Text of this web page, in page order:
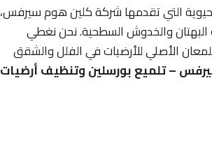
التي تقدمها شركة كلين هوم سيرفس،
البهتان والخدوش السطحية. نحن نغطي
الأصلي للأرضيات في الفلل والشقق
– تلميع بورسلين وتنظيف أرضيات